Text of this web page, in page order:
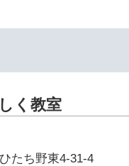
く教室
たち野東4-31-4